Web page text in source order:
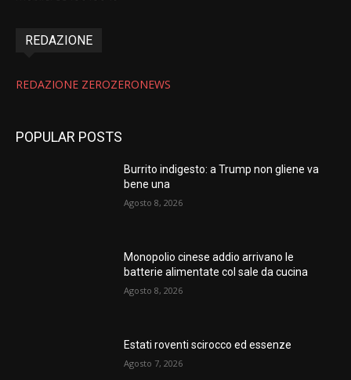
REDAZIONE
REDAZIONE ZEROZERONEWS
POPULAR POSTS
Burrito indigesto: a Trump non gliene va
bene una
Agosto 8, 2026
Monopolio cinese addio arrivano le
batterie alimentate col sale da cucina
Agosto 8, 2026
Estati roventi scirocco ed essenze
Agosto 7, 2026